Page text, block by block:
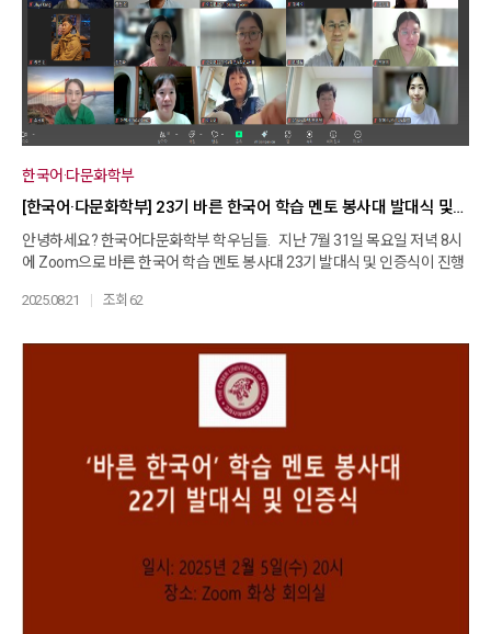
한국어·다문화학부
[한국어·다문화학부] 23기 바른 한국어 학습 멘토 봉사대 발대식 및 인증식
안녕하세요? 한국어다문화학부 학우님들. 지난 7월 31일 목요일 저녁 8시
에 Zoom으로 바른 한국어 학습 멘토 봉사대 23기 발대식 및 인증식이 진행
작하는 23기 바른 한국어 학습 멘토는 임명장을 받고, 또한 지난 6개월간의
사에는 남은경, 이선영 교수님, 나혜린 튜터 선생님 외에 많은 멘토 분들이 참
여를 하여 자리를 빛내 주셨습니다. 23기 임명장 대상자는 총 34인으로 신
임 멘토 11인과 연임 멘토 23인을 포함하여 다음과 같습니다. 앞으로의 활동
을 응원합니다. [신임] 강지혜 김현경(20학번) 김현경(21학번) 김효헌 박유
보경 김선희 김영대 김혜성 손미정 송희지 안성열 안혜영 우인제 윤아영 이
계원 이나경 이정란 이형희 임경택 장동원 정주영 조회미 진성일 진정화 황
태용 이날 지난 6개월간의 봉사활동에 대한 인증서를 받으신 분은 총 29인
우인제 이계원 이나경 이영미 이형희 임경택 장동원 정진영 조회미 홍미숙
홍순창 황태용 평가회의 시간도 가졌는데요. 멘토 분들이 활동을 하시면서
2025.08.21 조회 62